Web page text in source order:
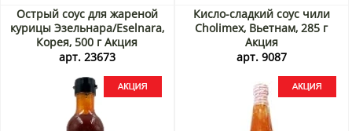
Острый соус для жареной
курицы Эзельнара/Eselnara,
Корея, 500 г Акция
арт. 23673
Кисло-сладкий соус чили
Cholimex, Вьетнам, 285 г
Акция
арт. 9087